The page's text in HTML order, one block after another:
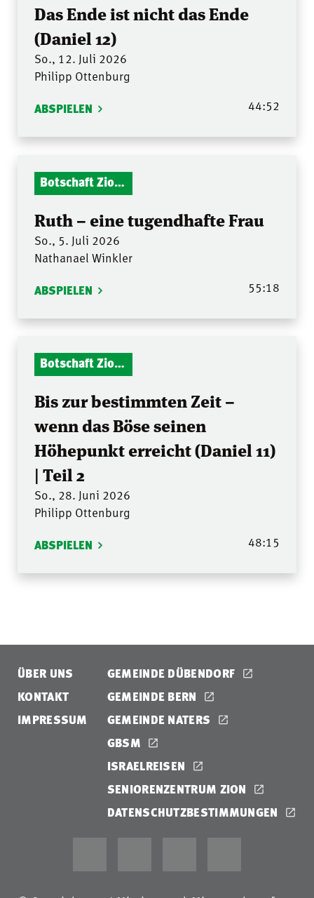
Das Ende ist nicht das Ende
(Daniel 12)
So., 12. Juli 2026
Philipp Ottenburg
ABSPIELEN 44:52
Botschaft Zionshalle
Ruth – eine tugendhafte Frau
So., 5. Juli 2026
Nathanael Winkler
ABSPIELEN 55:18
Botschaft Zionshalle
Bis zur bestimmten Zeit –
wenn das Böse seinen
Höhepunkt erreicht (Daniel 11)
| Teil 2
So., 28. Juni 2026
Philipp Ottenburg
ABSPIELEN 48:15
ÜBER UNS
KONTAKT
IMPRESSUM
GEMEINDE DÜBENDORF
GEMEINDE BERN
GEMEINDE NATERS
GBSM
ISRAELREISEN
SENIORENZENTRUM ZION
DATENSCHUTZBESTIMMUNGEN